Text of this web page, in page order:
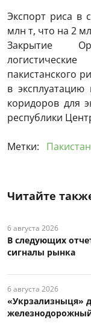
Экспорт риса в
млн т, что на 2
Закрытие
пакистанского
в эксплуатацию
коридоров для
республики
Метки: Пакистан
Читайте
6 августа 2026
В следующих
сигналы рынка
6 августа 2026
«Укрзализныця»